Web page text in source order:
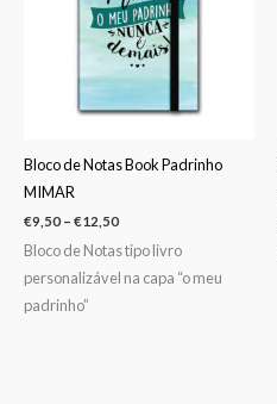
Bloco de Notas Book Padrinho
MIMAR
€9,50 – €12,50
Bloco de Notas tipo livro
personalizável na capa “o meu
padrinho”